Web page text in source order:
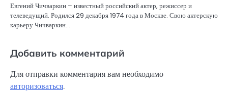
Евгений Чичваркин – известный российский актер, режиссер и
телеведущий. Родился 29 декабря 1974 года в Москве. Свою актерскую
карьеру Чичваркин…
Добавить комментарий
Для отправки комментария вам необходимо
авторизоваться.